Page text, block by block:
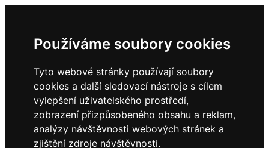
Používáme soubory cookies
Tyto webové stránky používají soubory
cookies a další sledovací nástroje s cílem
vylepšení uživatelského prostředí,
zobrazení přizpůsobeného obsahu a reklam,
analýzy návštěvnosti webových stránek a
zjištění zdroje návštěvnosti.